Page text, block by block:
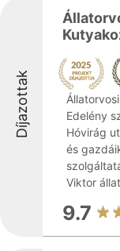
Díjazottak
Edelény
Hóvirág
és
Viktor
9.7